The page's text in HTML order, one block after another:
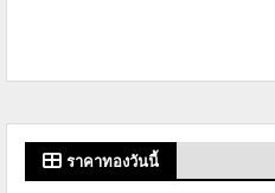
ราคาทองวันนี้